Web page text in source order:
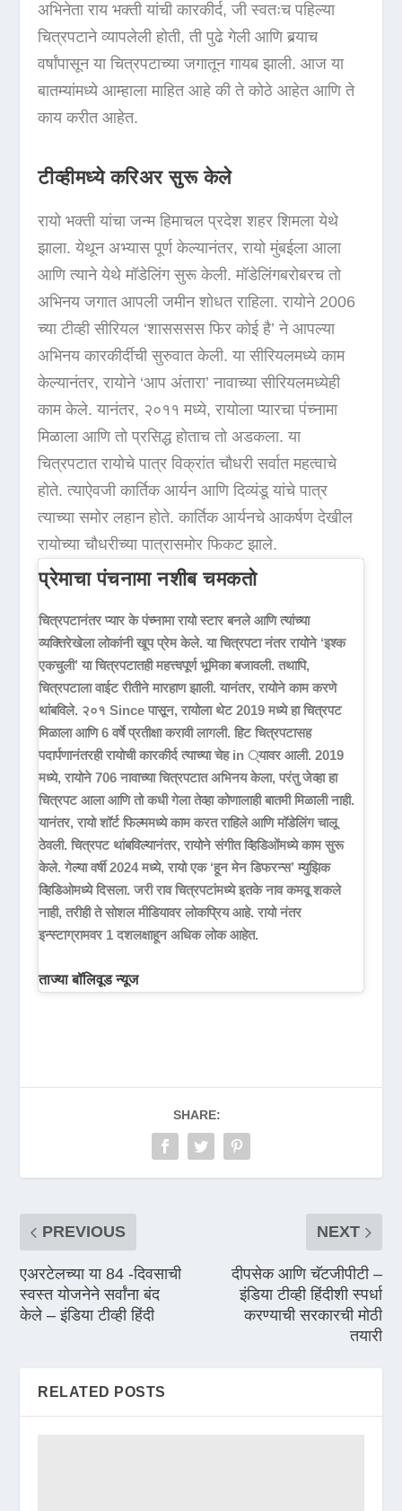
अभिनेता राय भक्ती यांची कारकीर्द, जी स्वतःच पहिल्या
चित्रपटाने व्यापलेली होती, ती पुढे गेली आणि बर्‍याच
वर्षांपासून या चित्रपटाच्या जगातून गायब झाली. आज या
बातम्यांमध्ये आम्हाला माहित आहे की ते कोठे आहेत आणि ते
काय करीत आहेत.
टीव्हीमध्ये करिअर सुरू केले
रायो भक्ती यांचा जन्म हिमाचल प्रदेश शहर शिमला येथे
झाला. येथून अभ्यास पूर्ण केल्यानंतर, रायो मुंबईला आला
आणि त्याने येथे मॉडेलिंग सुरू केली. मॉडेलिंगबरोबरच तो
अभिनय जगात आपली जमीन शोधत राहिला. रायोने 2006
च्या टीव्ही सीरियल ‘शासससस फिर कोई है’ ने आपल्या
अभिनय कारकीर्दीची सुरुवात केली. या सीरियलमध्ये काम
केल्यानंतर, रायोने ‘आप अंतारा’ नावाच्या सीरियलमध्येही
काम केले. यानंतर, २०११ मध्ये, रायोला प्यारचा पंच्नामा
मिळाला आणि तो प्रसिद्ध होताच तो अडकला. या
चित्रपटात रायोचे पात्र विक्रांत चौधरी सर्वात महत्वाचे
होते. त्याऐवजी कार्तिक आर्यन आणि दिव्यंडू यांचे पात्र
त्याच्या समोर लहान होते. कार्तिक आर्यनचे आकर्षण देखील
रायोच्या चौधरीच्या पात्रासमोर फिकट झाले.
प्रेमाचा पंचनामा नशीब चमकतो
चित्रपटानंतर प्यार के पंच्नामा रायो स्टार बनले आणि त्यांच्या
व्यक्तिरेखेला लोकांनी खूप प्रेम केले. या चित्रपटा नंतर रायोने ‘इश्क
एकचुली’ या चित्रपटातही महत्त्वपूर्ण भूमिका बजावली. तथापि,
चित्रपटाला वाईट रीतीने मारहाण झाली. यानंतर, रायोने काम करणे
थांबविले. २०१ Since पासून, रायोला थेट 2019 मध्ये हा चित्रपट
मिळाला आणि 6 वर्षे प्रतीक्षा करावी लागली. हिट चित्रपटासह
पदार्पणानंतरही रायोची कारकीर्द त्याच्या चेह in ्यावर आली. 2019
मध्ये, रायोने 706 नावाच्या चित्रपटात अभिनय केला, परंतु जेव्हा हा
चित्रपट आला आणि तो कधी गेला तेव्हा कोणालाही बातमी मिळाली नाही.
यानंतर, रायो शॉर्ट फिल्ममध्ये काम करत राहिले आणि मॉडेलिंग चालू
ठेवली. चित्रपट थांबविल्यानंतर, रायोने संगीत व्हिडिओंमध्ये काम सुरू
केले. गेल्या वर्षी 2024 मध्ये, रायो एक ‘हून मेन डिफरन्स’ म्युझिक
व्हिडिओमध्ये दिसला. जरी राव चित्रपटांमध्ये इतके नाव कमवू शकले
नाही, तरीही ते सोशल मीडियावर लोकप्रिय आहे. रायो नंतर
इन्स्टाग्रामवर 1 दशलक्षाहून अधिक लोक आहेत.
ताज्या बॉलिवूड न्यूज
SHARE:
PREVIOUS
एअरटेलच्या या 84 -दिवसाची
स्वस्त योजनेने सर्वांना बंद
केले – इंडिया टीव्ही हिंदी
NEXT
दीपसेक आणि चॅटजीपीटी –
इंडिया टीव्ही हिंदीशी स्पर्धा
करण्याची सरकारची मोठी
तयारी
RELATED POSTS